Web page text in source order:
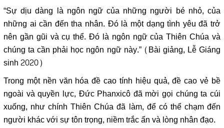
“Sự dịu dàng là ngôn ngữ của những người bé nhỏ, của
những ai cần đến tha nhân. Đó là một dạng tình yêu đã trở
nên gần gũi và cụ thể. Đó là ngôn ngữ của Thiên Chúa và
chúng ta cần phải học ngôn ngữ này.” (Bài giảng, Lễ Giáng
sinh 2020)
Trong một nền văn hóa đề cao tính hiệu quả, đề cao vẻ bề
ngoài và quyền lực, Đức Phanxicô đã mời gọi chúng ta cúi
xuống, như chính Thiên Chúa đã làm, để có thể chạm đến
người khác với sự tôn trọng, niềm trắc ẩn và lòng nhân đạo.